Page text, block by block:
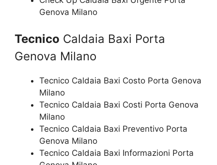
Genova Milano
Tecnico Caldaia Baxi Porta
Genova Milano
Tecnico Caldaia Baxi Costo Porta Genova
Milano
Tecnico Caldaia Baxi Costi Porta Genova
Milano
Tecnico Caldaia Baxi Preventivo Porta
Genova Milano
Tecnico Caldaia Baxi Informazioni Porta